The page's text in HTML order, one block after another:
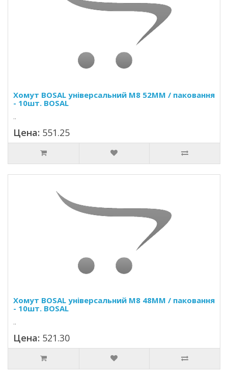
Хомут BOSAL універсальний M8 52MM / паковання
- 10шт. BOSAL
..
Цена: 551.25
Хомут BOSAL універсальний M8 48MM / паковання
- 10шт. BOSAL
..
Цена: 521.30